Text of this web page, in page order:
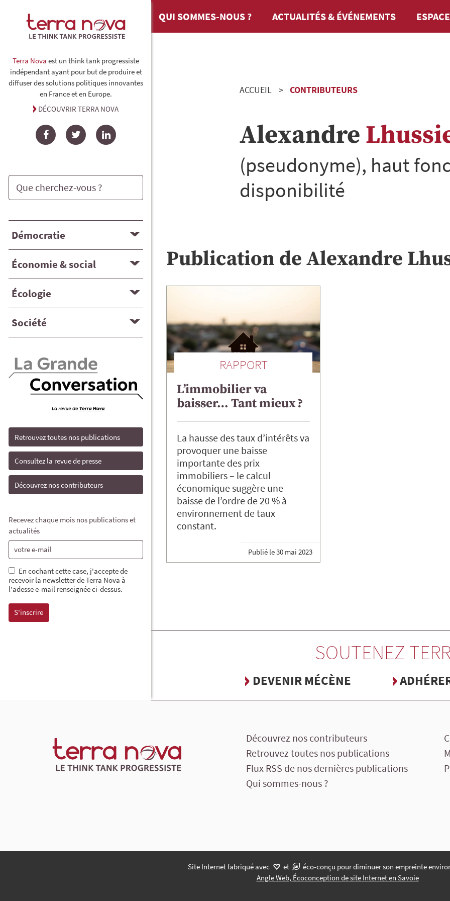
Terra Nova est un think tank progressiste
indépendant ayant pour but de produire et
diffuser des solutions politiques innovantes
en France et en Europe.
DÉCOUVRIR TERRA NOVA
FacebookTwitterLinkedIn
Démocratie
Économie & social
Écologie
Société
Retrouvez toutes nos publications
Consultez la revue de presse
Découvrez nos contributeurs
Recevez chaque mois nos publications et
actualités
En cochant cette case, j'accepte de
recevoir la newsletter de Terra Nova à
l'adesse e-mail renseignée ci-dessus.
QUI SOMMES-NOUS ? ACTUALITÉS & ÉVÉNEMENTS
ACCUEIL CONTRIBUTEURS
Alexandre
(pseudonyme), haut
disponibilité
Publication de Alexandre
RAPPORT
L’immobilier va
baisser… Tant mieux ?
La hausse des taux d’intérêts va
provoquer une baisse
importante des prix
immobiliers – le calcul
économique suggère une
baisse de l’ordre de 20 % à
environnement de taux
constant.
Publié le30 mai 2023
SOUTENEZ
DEVENIR MÉCÈNE
Découvrez nos contributeurs
Retrouvez toutes nos publications
Flux RSS de nos dernières publications
Qui sommes-nous ?
Site Internet fabriqué avec et
éco-conçu pour diminuer son empreinte
Angle Web, Écoconception de site Internet en Savoie